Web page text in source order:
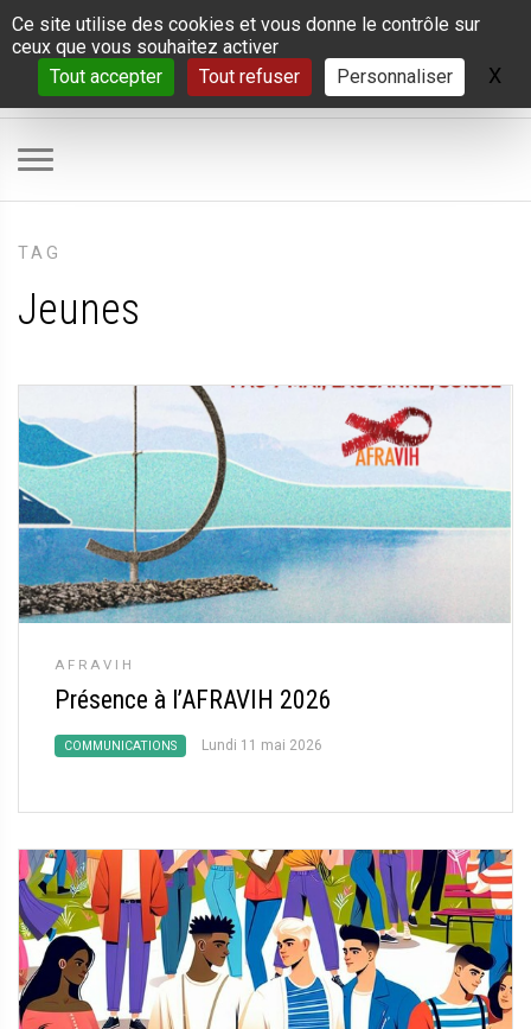
Panneau de gestion des cookies
Ce site utilise des cookies et vous donne le contrôle sur
ceux que vous souhaitez activer
Tout accepter
Tout refuser Personnaliser X
TAG
Jeunes
AFRAVIH
Présence à l’AFRAVIH 2026
COMMUNICATIONS Lundi 11 mai 2026